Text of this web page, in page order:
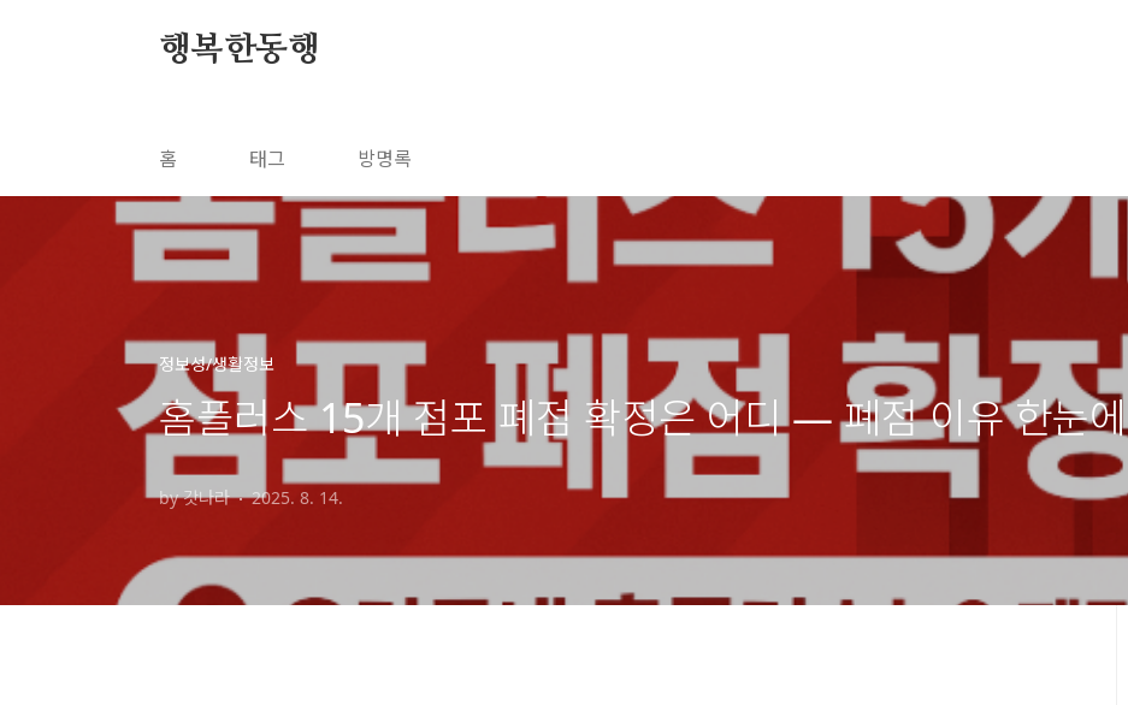
행복한동행
홈 태그 방명록
정보성/생활정보
홈플러스 15개 점포 폐점 확정은 어디 — 폐점 이유 한눈에
by 갓나라 2025. 8. 14.